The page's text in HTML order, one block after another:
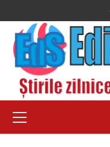
to
content
Menu